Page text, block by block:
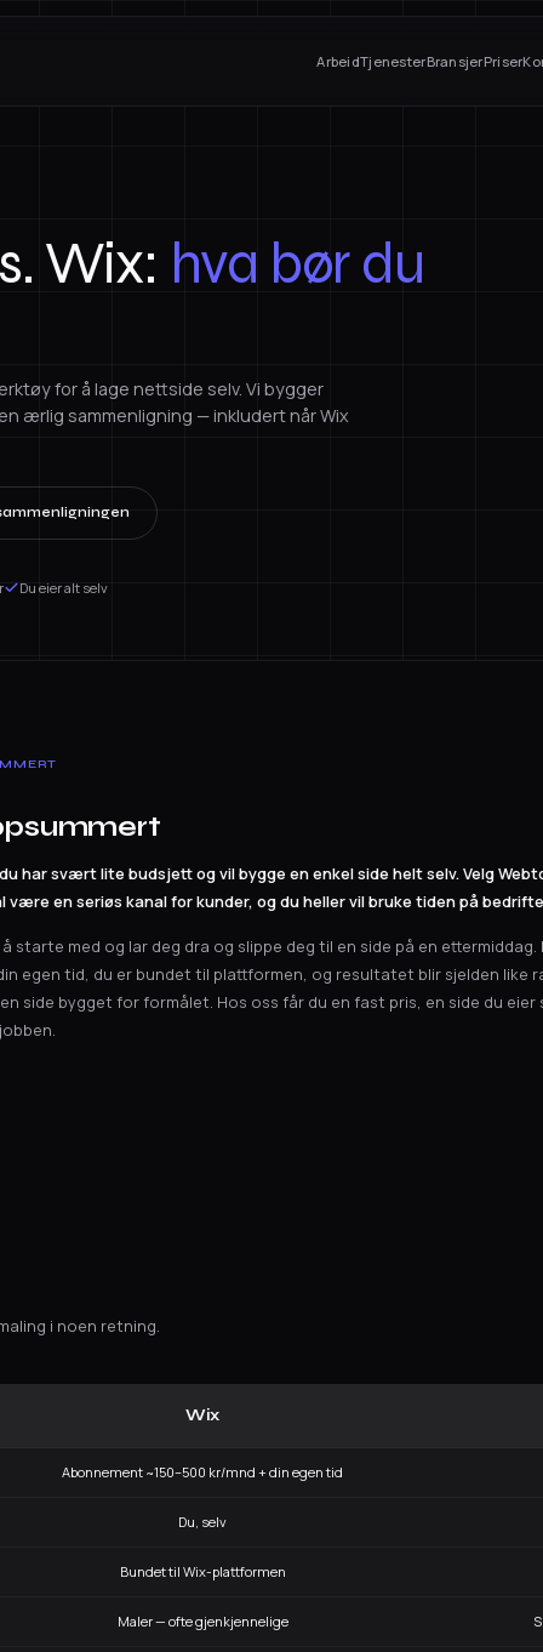
ArbeidTjenesterBransjerPriser
Wix: hva bør du
for å lage nettside selv. Vi bygger
ærlig sammenligning — inkludert når Wix
Du eier alt selv
har svært lite budsjett og vil bygge en enkel side helt selv. Velg
være en seriøs kanal for kunder, og du heller vil bruke tiden på
å starte med og lar deg dra og slippe deg til en side på en ettermiddag.
egen tid, du er bundet til plattformen, og resultatet blir sjelden like
side bygget for formålet. Hos oss får du en fast pris, en side du eier
i noen retning.
Wix
Abonnement ~150–500 kr/mnd + din egen tid
Du, selv
Bundet til Wix-plattformen
Maler — ofte gjenkjennelige